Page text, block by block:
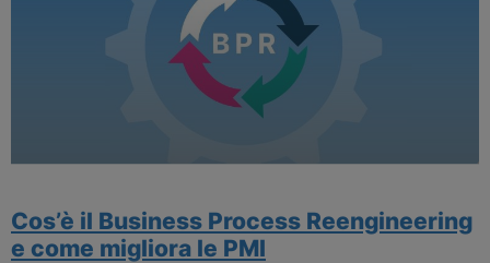
Cos’è il Business Process Reengineering
e come migliora le PMI